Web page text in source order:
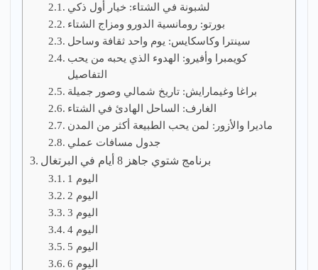
لشبونة في الشتاء: خيار أول ذكي
بورتو: رومانسية الدورو ومزاج الشتاء
سينترا وكاسكايس: يوم واحد ثقافة وساحل
كويمبرا وأفيرو: الهدوء الذي يحبه من يحب
التفاصيل
براغا وغيمارايش: تاريخ شمالي وصور جميلة
الغارف: الساحل الهادئ في الشتاء
ماديرا والأزور: لمن يحب الطبيعة أكثر من المدن
جدول مسافات عملي
برنامج شتوي جاهز 8 أيام في البرتغال
اليوم 1
اليوم 2
اليوم 3
اليوم 4
اليوم 5
اليوم 6